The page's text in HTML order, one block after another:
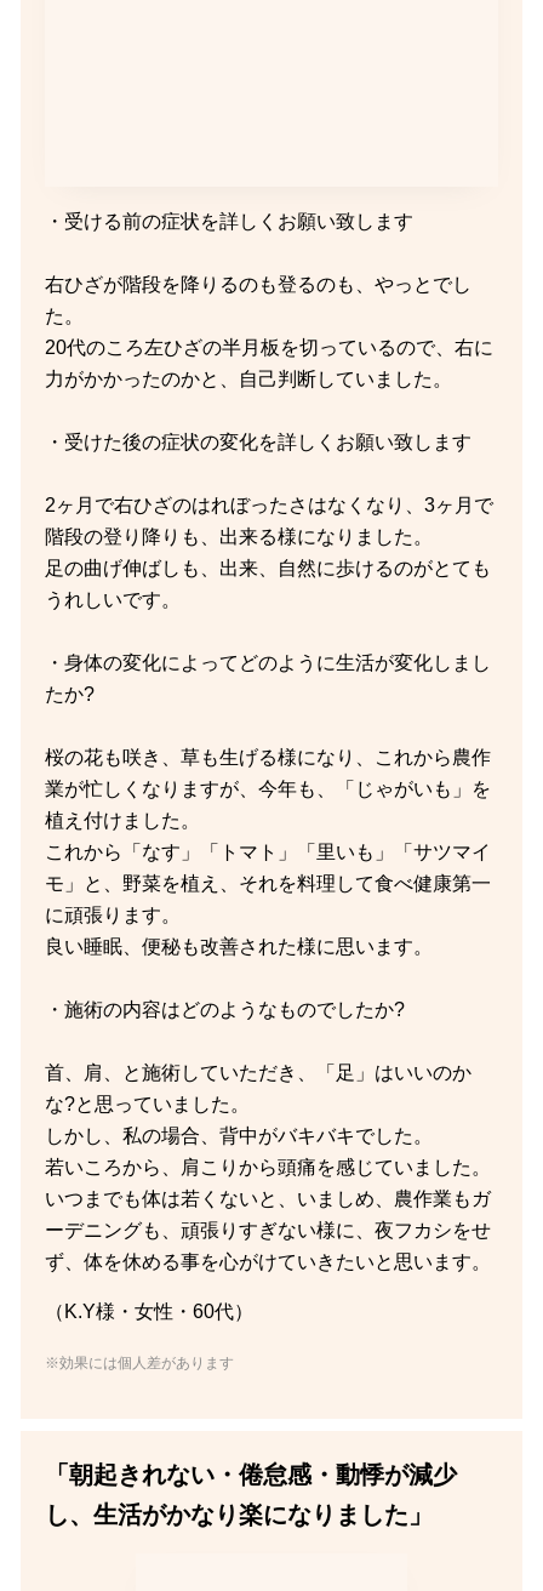
・受ける前の症状を詳しくお願い致します
右ひざが階段を降りるのも登るのも、やっとでし
た。
20代のころ左ひざの半月板を切っているので、右に
力がかかったのかと、自己判断していました。
・受けた後の症状の変化を詳しくお願い致します
2ヶ月で右ひざのはれぼったさはなくなり、3ヶ月で
階段の登り降りも、出来る様になりました。
足の曲げ伸ばしも、出来、自然に歩けるのがとても
うれしいです。
・身体の変化によってどのように生活が変化しまし
たか?
桜の花も咲き、草も生げる様になり、これから農作
業が忙しくなりますが、今年も、「じゃがいも」を
植え付けました。
これから「なす」「トマト」「里いも」「サツマイ
モ」と、野菜を植え、それを料理して食べ健康第一
に頑張ります。
良い睡眠、便秘も改善された様に思います。
・施術の内容はどのようなものでしたか?
首、肩、と施術していただき、「足」はいいのか
な?と思っていました。
しかし、私の場合、背中がバキバキでした。
若いころから、肩こりから頭痛を感じていました。
いつまでも体は若くないと、いましめ、農作業もガ
ーデニングも、頑張りすぎない様に、夜フカシをせ
ず、体を休める事を心がけていきたいと思います。
（K.Y様・女性・60代）
※効果には個人差があります
「朝起きれない・倦怠感・動悸が減少
し、生活がかなり楽になりました」